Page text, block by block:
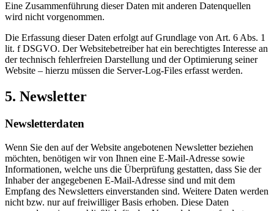
Eine Zusammenführung dieser Daten mit anderen Datenquellen
wird nicht vorgenommen.
Die Erfassung dieser Daten erfolgt auf Grundlage von Art. 6 Abs. 1
lit. f DSGVO. Der Websitebetreiber hat ein berechtigtes Interesse an
der technisch fehlerfreien Darstellung und der Optimierung seiner
Website – hierzu müssen die Server-Log-Files erfasst werden.
5. Newsletter
Newsletter­daten
Wenn Sie den auf der Website angebotenen Newsletter beziehen
möchten, benötigen wir von Ihnen eine E-Mail-Adresse sowie
Informationen, welche uns die Überprüfung gestatten, dass Sie der
Inhaber der angegebenen E-Mail-Adresse sind und mit dem
Empfang des Newsletters einverstanden sind. Weitere Daten werden
nicht bzw. nur auf freiwilliger Basis erhoben. Diese Daten